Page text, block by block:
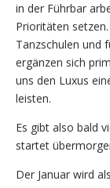
in der Führbar
Prioritäten
Tanzschulen und
ergänzen sich
uns den Luxus
leisten.
Es gibt also bald
startet
Der Januar wird